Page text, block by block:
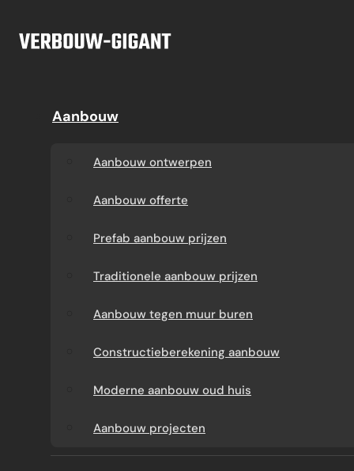
Aanbouw
Aanbouw offerte
Prefab aanbouw
prijzen
Traditionele aanbouw
prijzen
Aanbouw tegen muur
buren
Constructieberekening
Prefab dakkapel
laten maken
Dakkapel
Dakkapel projecten
Aanbouw
Aanbouw ontwerpen
Aanbouw offerte
Prefab aanbouw prijzen
Traditionele aanbouw prijzen
Aanbouw tegen muur buren
Constructieberekening aanbouw
Moderne aanbouw oud huis
Aanbouw projecten